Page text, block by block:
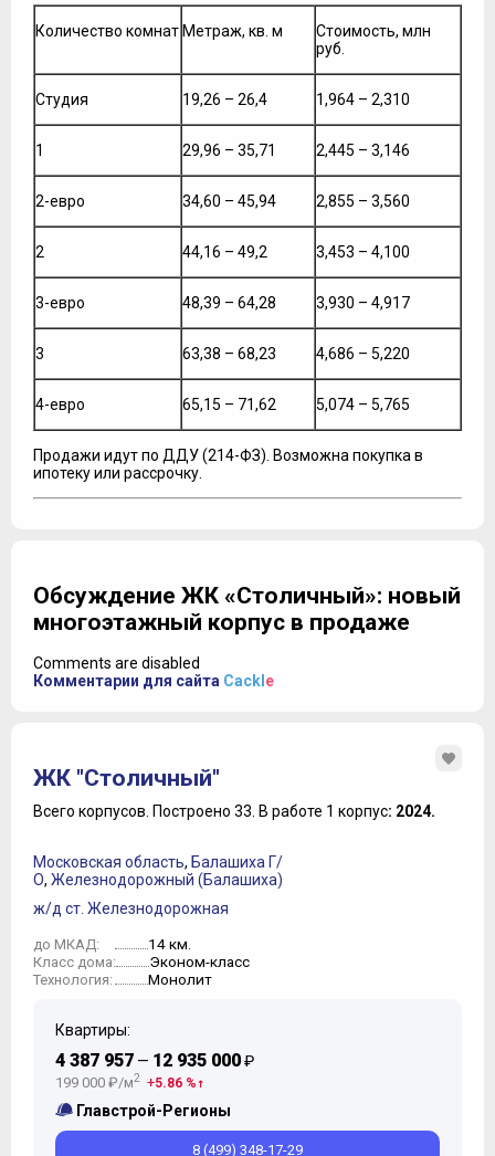
Количество комнат Метраж, кв. м
Стоимость, млн
руб.
Студия 19,26 – 26,4 1,964 – 2,310
1 29,96 – 35,71 2,445 – 3,146
2-евро 34,60 – 45,94 2,855 – 3,560
2 44,16 – 49,2 3,453 – 4,100
3-евро 48,39 – 64,28 3,930 – 4,917
3 63,38 – 68,23 4,686 – 5,220
4-евро 65,15 – 71,62 5,074 – 5,765
Продажи идут по ДДУ (214-ФЗ). Возможна покупка в
ипотеку или рассрочку.
Обсуждение ЖК «Столичный»: новый
многоэтажный корпус в продаже
Comments are disabled
Комментарии для сайта Cackl e
ЖК "Столичный"
Всего корпусов. Построено 33. В работе 1 корпус: 2024.
Московская область, Балашиха Г/
О, Железнодорожный (Балашиха)
ж/д ст. Железнодорожная
до МКАД: 14 км.
Класс дома: Эконом-класс
Технология: Монолит
Квартиры:
4 387 957 — 12 935 000₽
199 000 ₽/м2 5.86 %
Главстрой-Регионы
8 (499) 348-17-29